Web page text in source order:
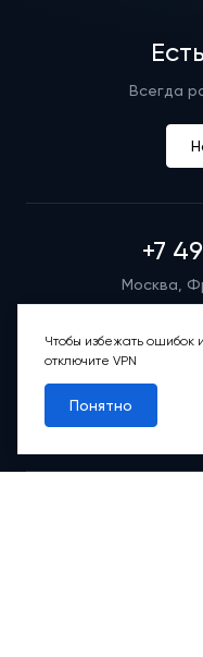
Всегда
+7
Москва,
Режим работы
Пн-
Чтобы избежать ошибок
отключите VPN
Понятно